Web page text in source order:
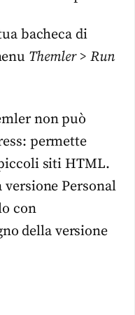
bacheca di
Themler > Run
non può
permette
siti HTML.
Personal
con
della versione